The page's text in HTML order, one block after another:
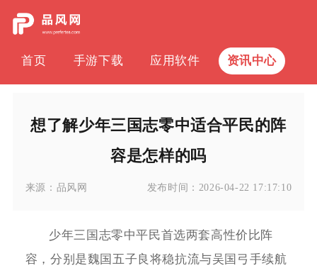
首页 手游下载 应用软件 资讯中心
想了解少年三国志零中适合平民的阵
容是怎样的吗
来源： 品风网 发布时间： 2026-04-22 17:17:10
少年三国志零中平民首选两套高性价比阵
容，分别是魏国五子良将稳抗流与吴国弓手续航